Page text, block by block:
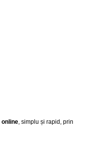
online, simplu și rapid, prin